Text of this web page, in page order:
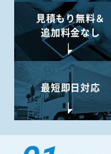
見積もり無料＆
追加料金なし
最短即日対応